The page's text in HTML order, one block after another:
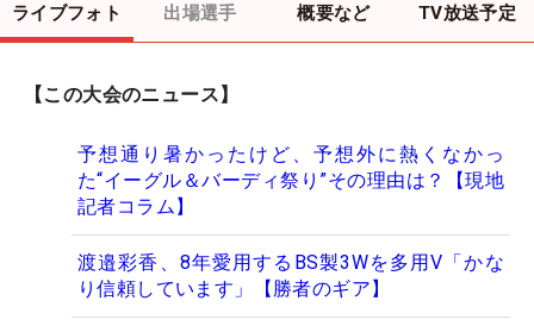
ライブフォト 出場選手 概要など TV放送予定
【この大会のニュース】
予想通り暑かったけど、予想外に熱くなかっ
た“イーグル＆バーディ祭り”その理由は？【現地
記者コラム】
渡邉彩香、8年愛用するBS製3Wを多用V「かな
り信頼しています」【勝者のギア】